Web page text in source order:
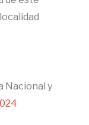
Nacional y